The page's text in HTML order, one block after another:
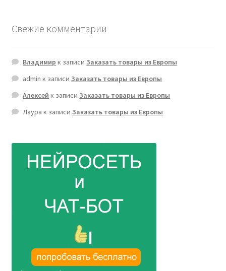
Свежие комментарии
Владимир к записиЗаказать товары из Европы
admin к записиЗаказать товары из Европы
Алексей к записиЗаказать товары из Европы
Лаура к записиЗаказать товары из Европы